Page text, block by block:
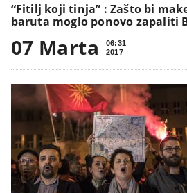
“Fitilj koji tinja” : Zašto bi
baruta moglo ponovo zapaliti
07 Marta
06:31
2017